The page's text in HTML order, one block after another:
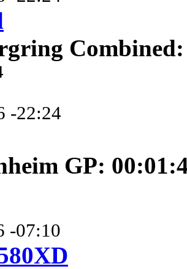
Combined:
-22:24
GP:
-07:10